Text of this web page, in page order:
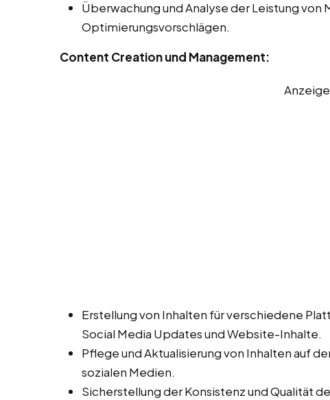
Überwachung und Analyse der Leistung
Optimierungsvorschlägen.
Content Creation und Management:
Anzeige
Erstellung von Inhalten für verschiedene
Social Media Updates und Website-Inhalte.
Pflege und Aktualisierung von Inhalten auf
sozialen Medien.
Sicherstellung der Konsistenz und Qualität